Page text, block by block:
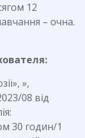
12
– очна.
»,
08 від
30 годин/1